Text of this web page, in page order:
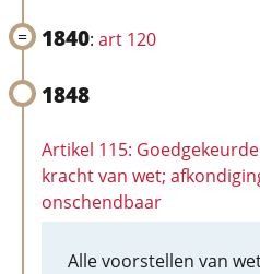
1840: art 120
1848
Artikel 115:
kracht van wet;
onschendbaar
Alle voorstellen van